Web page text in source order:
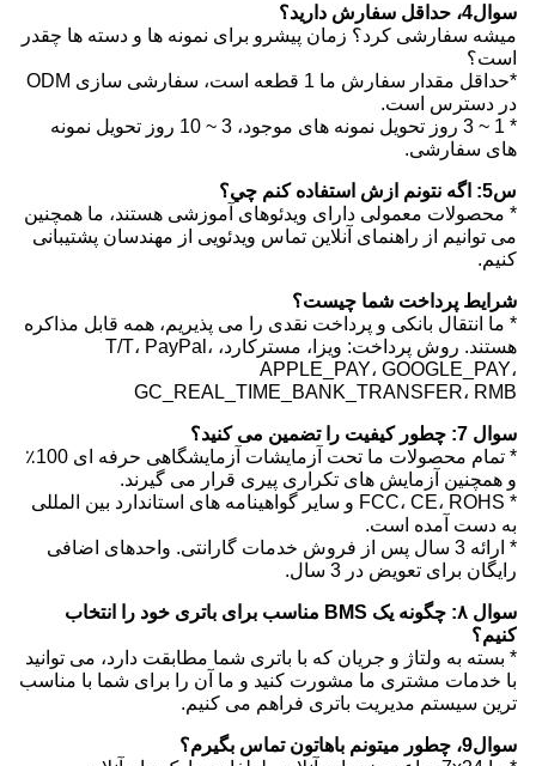
سوال4، حداقل سفارش دارید؟
میشه سفارشی کرد؟ زمان پیشرو برای نمونه ها و دسته ها چقدر
است؟
*حداقل مقدار سفارش ما 1 قطعه است، سفارشی سازی ODM
در دسترس است.
* 1 ~ 3 روز تحویل نمونه های موجود، 3 ~ 10 روز تحویل نمونه
های سفارشی.
س5: اگه نتونم ازش استفاده کنم چي؟
* محصولات معمولی دارای ویدئوهای آموزشی هستند، ما همچنین
می توانیم از راهنمای آنلاین تماس ویدئویی از مهندسان پشتیبانی
کنیم.
شرایط پرداخت شما چیست؟
* ما انتقال بانکی و پرداخت نقدی را می پذیریم، همه قابل مذاکره
هستند. روش پرداخت: ویزا، مسترکارد، T/T، PayPal،
APPLE_PAY، GOOGLE_PAY،
GC_REAL_TIME_BANK_TRANSFER، RMB
سوال 7: چطور کیفیت را تضمین می کنید؟
* تمام محصولات ما تحت آزمایشات آزمایشگاهی حرفه ای 100٪
و همچنین آزمایش های تکراری پیری قرار می گیرند.
* FCC، CE، ROHS و سایر گواهینامه های استاندارد بین المللی
به دست آمده است.
* ارائه 3 سال پس از فروش خدمات گارانتی. واحدهای اضافی
رایگان برای تعویض در 3 سال.
سوال ۸: چگونه یک BMS مناسب برای باتری خود را انتخاب
کنیم؟
* بسته به ولتاژ و جریان که با باتری شما مطابقت دارد، می توانید
با خدمات مشتری ما مشورت کنید و ما آن را برای شما با مناسب
ترین سیستم مدیریت باتری فراهم می کنیم.
سوال9، چطور ميتونم باهاتون تماس بگيرم؟